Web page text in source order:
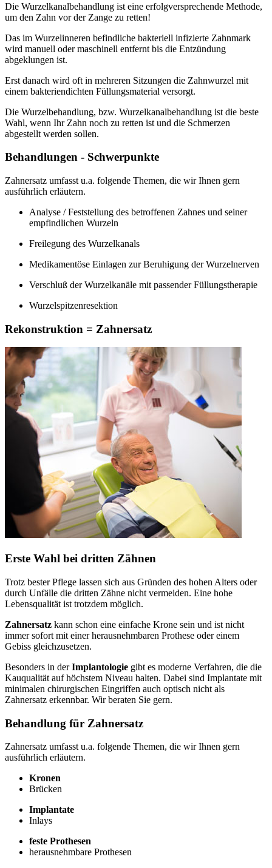
Die Wurzelkanalbehandlung ist eine erfolgversprechende Methode,
um den Zahn vor der Zange zu retten!
Das im Wurzelinneren befindliche bakteriell infizierte Zahnmark
wird manuell oder maschinell entfernt bis die Entzündung
abgeklungen ist.
Erst danach wird oft in mehreren Sitzungen die Zahnwurzel mit
einem bakteriendichten Füllungsmaterial versorgt.
Die Wurzelbehandlung, bzw. Wurzelkanalbehandlung ist die beste
Wahl, wenn Ihr Zahn noch zu retten ist und die Schmerzen
abgestellt werden sollen.
Behandlungen - Schwerpunkte
Zahnersatz umfasst u.a. folgende Themen, die wir Ihnen gern
ausführlich erläutern.
Analyse / Feststellung des betroffenen Zahnes und seiner
empfindlichen Wurzeln
Freilegung des Wurzelkanals
Medikamentöse Einlagen zur Beruhigung der Wurzelnerven
Verschluß der Wurzelkanäle mit passender Füllungstherapie
Wurzelspitzenresektion
Rekonstruktion = Zahnersatz
Erste Wahl bei dritten Zähnen
Trotz bester Pflege lassen sich aus Gründen des hohen Alters oder
durch Unfälle die dritten Zähne nicht vermeiden. Eine hohe
Lebensqualität ist trotzdem möglich.
Zahnersatz kann schon eine einfache Krone sein und ist nicht
immer sofort mit einer herausnehmbaren Prothese oder einem
Gebiss gleichzusetzen.
Besonders in derImplantologie gibt es moderne Verfahren, die die
Kauqualität auf höchstem Niveau halten. Dabei sind Implantate mit
minimalen chirurgischen Eingriffen auch optisch nicht als
Zahnersatz erkennbar. Wir beraten Sie gern.
Behandlung für Zahnersatz
Zahnersatz umfasst u.a. folgende Themen, die wir Ihnen gern
ausführlich erläutern.
Kronen
Brücken
Implantate
Inlays
feste Prothesen
herausnehmbare Prothesen